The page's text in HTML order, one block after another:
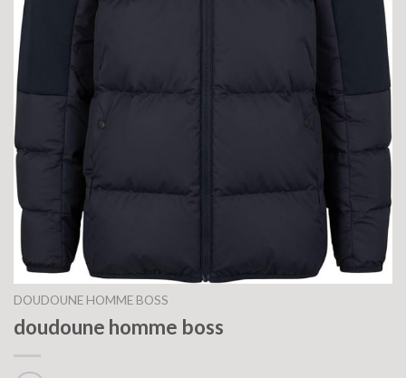
DOUDOUNE HOMME BOSS
doudoune homme boss